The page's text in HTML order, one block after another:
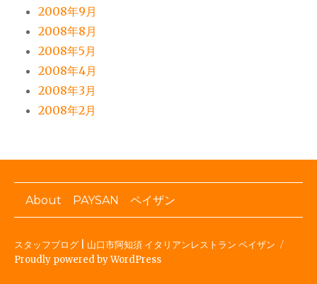
2008年9月
2008年8月
2008年5月
2008年4月
2008年3月
2008年2月
About PAYSAN ペイザン
スタッフブログ | 山口市阿知須 イタリアンレストラン ペイザン
Proudly powered by WordPress